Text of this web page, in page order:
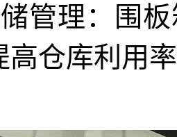
管理：围
高仓库利用